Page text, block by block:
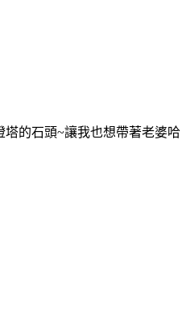
的石頭~讓我也想帶著老婆哈